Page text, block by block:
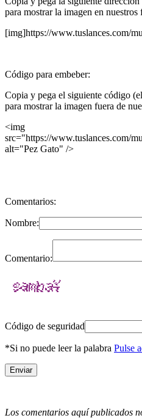
para mostrar la imagen en nuestros
[img]https://www.tuslances.com/
Código para embeber:
Copia y pega el siguiente código
para mostrar la imagen fuera de
<img
src="https://www.tuslances.com/
alt="Pez Gato" />
Comentarios:
Nombre:
Comentario:
Código de seguridad
*Si no puede leer la palabra Pulse
Los comentarios aquí publicados